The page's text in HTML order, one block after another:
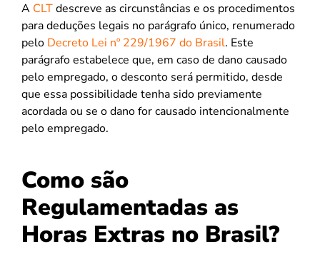
A CLTdescreve as circunstâncias e os procedimentos
para deduções legais no parágrafo único, renumerado
pelo Decreto Lei nº 229/1967 do Brasil. Este
parágrafo estabelece que, em caso de dano causado
pelo empregado, o desconto será permitido, desde
que essa possibilidade tenha sido previamente
acordada ou se o dano for causado intencionalmente
pelo empregado.
Como são
Regulamentadas as
Horas Extras no Brasil?